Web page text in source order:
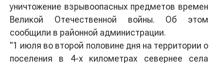
уничтожение взрывоопасных предметов времен
Великой Отечественной войны. Об этом
сообщили в районной администрации.
"1 июля во второй половине дня на территории о
поселения в 4-х километрах севернее села